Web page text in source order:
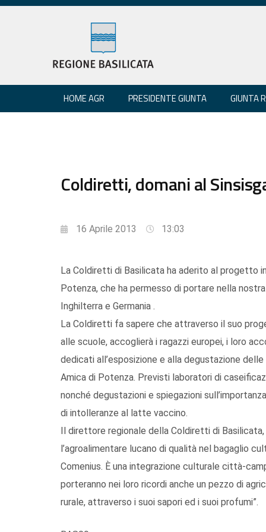
HOME AGR PRESIDENTE GIUNTA GIUNTA
Coldiretti, domani al
16 Aprile 2013 13:03
La Coldiretti di Basilicata ha aderito al progetto
Potenza, che ha permesso di portare nella
Inghilterra e Germania .
La Coldiretti fa sapere che attraverso il suo
alle scuole, accoglierà i ragazzi europei, i loro
dedicati all’esposizione e alla degustazione
Amica di Potenza. Previsti laboratori di
nonché degustazioni e spiegazioni
di intolleranze al latte vaccino.
Il direttore regionale della Coldiretti di
l’agroalimentare lucano di qualità nel bagaglio
Comenius. È una integrazione culturale città-
porteranno nei loro ricordi anche un pezzo di
rurale, attraverso i suoi sapori ed i suoi profumi”.